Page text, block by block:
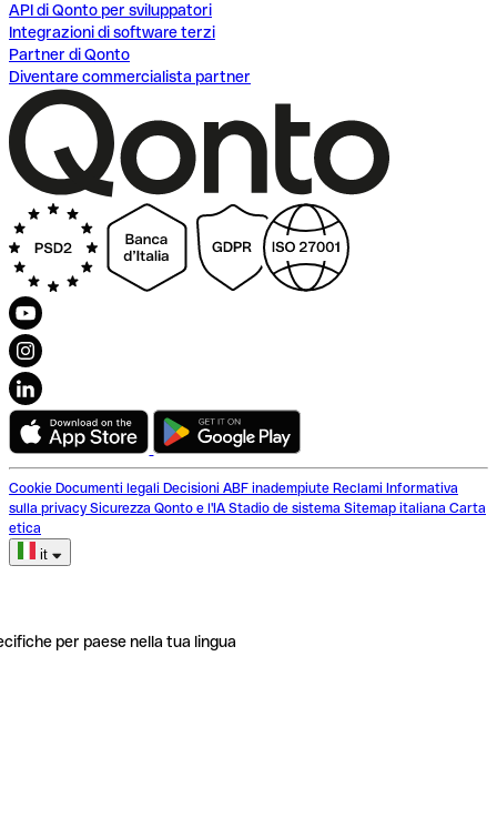
API di Qonto per sviluppatori
Integrazioni di software terzi
Partner di Qonto
Diventare commercialista partner
Cookie Documenti legali Decisioni ABF inadempiute Reclami Informativa
sulla privacy Sicurezza Qonto e l'IA Stadio de sistema Sitemap italiana Carta
etica
it
per paese nella tua lingua